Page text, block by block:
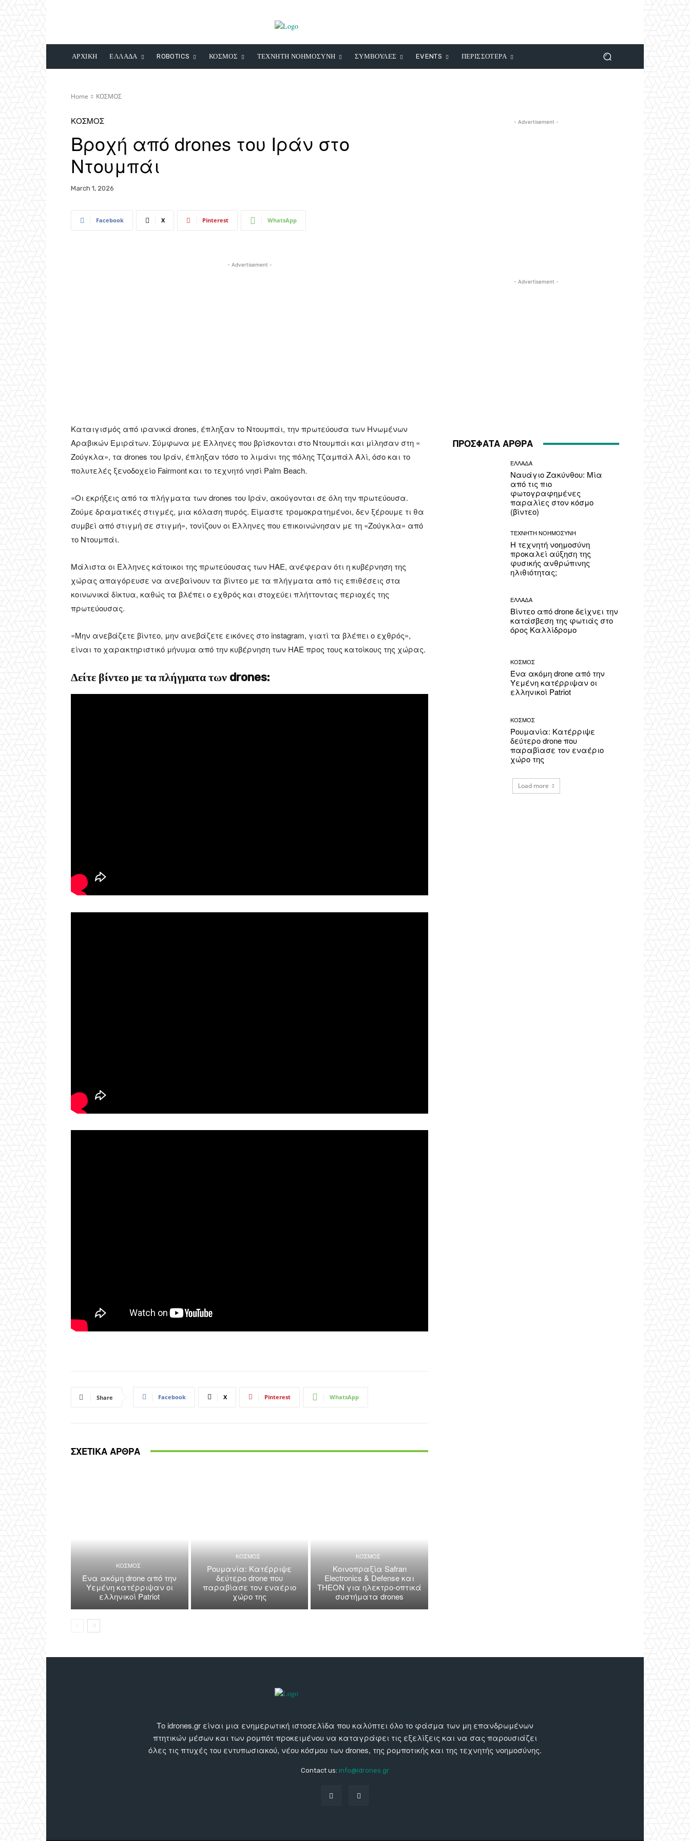
ΑΡΧΙΚΗ ΕΛΛΑΔΑ ROBOTICS ΚΟΣΜΟΣ ΤΕΧΝΗΤΗ ΝΟΗΜΟΣΥΝΗ ΣΥΜΒΟΥΛΕΣ EVENTS ΠΕΡΙΣΣΟΤΕΡΑ
Home ΚΟΣΜΟΣ
ΚΟΣΜΟΣ
Βροχή από drones του Ιράν στο
Ντουμπάι
March 1, 2026
Facebook X Pinterest WhatsApp
- Advertisement -
Καταιγισμός από ιρανικά drones, έπληξαν το Ντουμπάι, την πρωτεύουσα των Ηνωμένων
Αραβικών Εμιράτων. Σύμφωνα με Έλληνες που βρίσκονται στο Ντουμπάι και μίλησαν στη «
Ζούγκλα», τα drones του Ιράν, έπληξαν τόσο το λιμάνι της πόλης Τζαμπάλ Αλί, όσο και το
πολυτελές ξενοδοχείο Fairmont και το τεχνητό νησί Palm Beach.
«Οι εκρήξεις από τα πλήγματα των drones του Ιράν, ακούγονται σε όλη την πρωτεύουσα.
Ζούμε δραματικές στιγμές, μια κόλαση πυρός. Είμαστε τρομοκρατημένοι, δεν ξέρουμε τι θα
συμβεί από στιγμή σε στιγμή», τονίζουν οι Έλληνες που επικοινώνησαν με τη «Ζούγκλα» από
το Ντουμπάι.
Μάλιστα οι Έλληνες κάτοικοι της πρωτεύουσας των ΗΑΕ, ανέφεραν ότι η κυβέρνηση της
χώρας απαγόρευσε να ανεβαίνουν τα βίντεο με τα πλήγματα από τις επιθέσεις στα
κοινωνικά δίκτυα, καθώς τα βλέπει ο εχθρός και στοχεύει πλήττοντας περιοχές της
πρωτεύουσας.
«Μην ανεβάζετε βίντεο, μην ανεβάζετε εικόνες στο instagram, γιατί τα βλέπει ο εχθρός»,
είναι το χαρακτηριστικό μήνυμα από την κυβέρνηση των ΗΑΕ προς τους κατοίκους της χώρας.
Δείτε βίντεο με τα πλήγματα των drones:
Share Facebook X Pinterest WhatsApp
ΣΧΕΤΙΚΑ ΑΡΘΡΑ
ΚΟΣΜΟΣ
Ένα ακόμη drone από την
Υεμένη κατέρριψαν οι
ελληνικοί Patriot
ΚΟΣΜΟΣ
Ρουμανία: Κατέρριψε
δεύτερο drone που
παραβίασε τον εναέριο
χώρο της
ΚΟΣΜΟΣ
Κοινοπραξία Safran
Electronics & Defense και
THEON για ηλεκτρο-οπτικά
συστήματα drones
- Advertisement -
- Advertisement -
ΠΡΟΣΦΑΤΑ ΑΡΘΡΑ
ΕΛΛΑΔΑ
Ναυάγιο Ζακύνθου: Μία
από τις πιο
φωτογραφημένες
παραλίες στον κόσμο
(βίντεο)
ΤΕΧΝΗΤΗ ΝΟΗΜΟΣΥΝΗ
Η τεχνητή νοημοσύνη
προκαλεί αύξηση της
φυσικής ανθρώπινης
ηλιθιότητας;
ΕΛΛΑΔΑ
Βίντεο από drone δείχνει την
κατάσβεση της φωτιάς στο
όρος Καλλίδρομο
ΚΟΣΜΟΣ
Ένα ακόμη drone από την
Υεμένη κατέρριψαν οι
ελληνικοί Patriot
ΚΟΣΜΟΣ
Ρουμανία: Κατέρριψε
δεύτερο drone που
παραβίασε τον εναέριο
χώρο της
Load more
Το idrones.gr είναι μια ενημερωτική ιστοσελίδα που καλύπτει όλο το φάσμα των μη επανδρωμένων
πτητικών μέσων και των ρομπότ προκειμένου να καταγράφει τις εξελίξεις και να σας παρουσιάζει
όλες τις πτυχές του εντυπωσιακού, νέου κόσμου των drones, της ρομποτικής και της τεχνητής νοημοσύνης.
Contact us: info@idrones.gr